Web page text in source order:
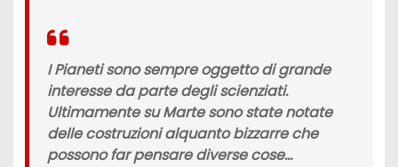
I Pianeti sono sempre oggetto di grande
interesse da parte degli scienziati.
Ultimamente su Marte sono state notate
delle costruzioni alquanto bizzarre che
possono far pensare diverse cose…